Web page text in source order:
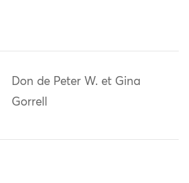
Don de Peter W. et Gina
Gorrell